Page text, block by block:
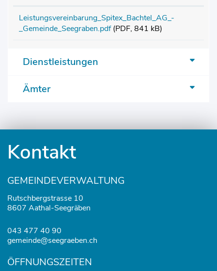
Leistungsvereinbarung_Spitex_Bachtel_AG_-
_Gemeinde_Seegraben.pdf (PDF, 841 kB)
Dienstleistungen
Ämter
Kontakt
GEMEINDEVERWALTUNG
Rutschbergstrasse 10
8607 Aathal-Seegräben
043 477 40 90
gemeinde@seegraeben.ch
ÖFFNUNGSZEITEN